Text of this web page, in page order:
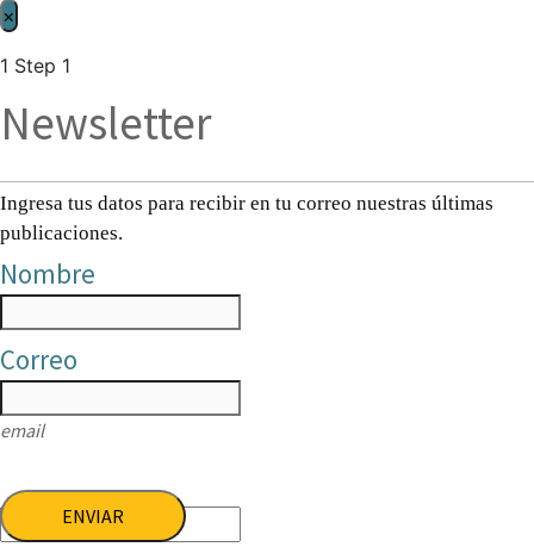
×
1 Step 1
Newsletter
Ingresa tus datos para recibir en tu correo nuestras últimas
publicaciones.
Nombre
Correo
email
ENVIAR